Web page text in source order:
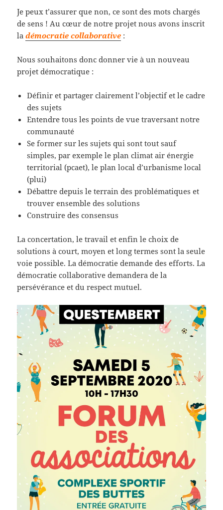
Je peux t’assurer que non, ce sont des mots chargés
de sens ! Au cœur de notre projet nous avons inscrit
ladémocratie collaborative :
Nous souhaitons donc donner vie à un nouveau
projet démocratique :
Définir et partager clairement l’objectif et le cadre
des sujets
Entendre tous les points de vue traversant notre
communauté
Se former sur les sujets qui sont tout sauf
simples, par exemple le plan climat air énergie
territorial (pcaet), le plan local d’urbanisme local
(plui)
Débattre depuis le terrain des problématiques et
trouver ensemble des solutions
Construire des consensus
La concertation, le travail et enfin le choix de
solutions à court, moyen et long termes sont la seule
voie possible. La démocratie demande des efforts. La
démocratie collaborative demandera de la
persévérance et du respect mutuel.